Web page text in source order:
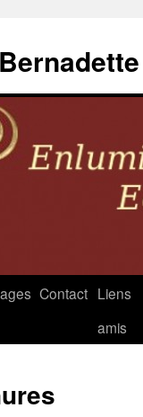
Contact Liens
amis